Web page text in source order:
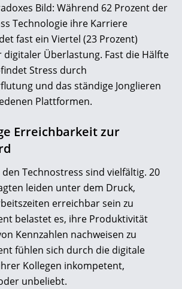
Bild: Während 62 Prozent der
Technologie ihre Karriere
fast ein Viertel (23 Prozent)
Überlastung. Fast die Hälfte
Stress durch
und das ständige Jonglieren
Plattformen.
Erreichbarkeit zur
Technostress sind vielfältig. 20
leiden unter dem Druck,
erreichbar sein zu
belastet es, ihre Produktivität
Kennzahlen nachweisen zu
fühlen sich durch die digitale
Kollegen inkompetent,
unbeliebt.